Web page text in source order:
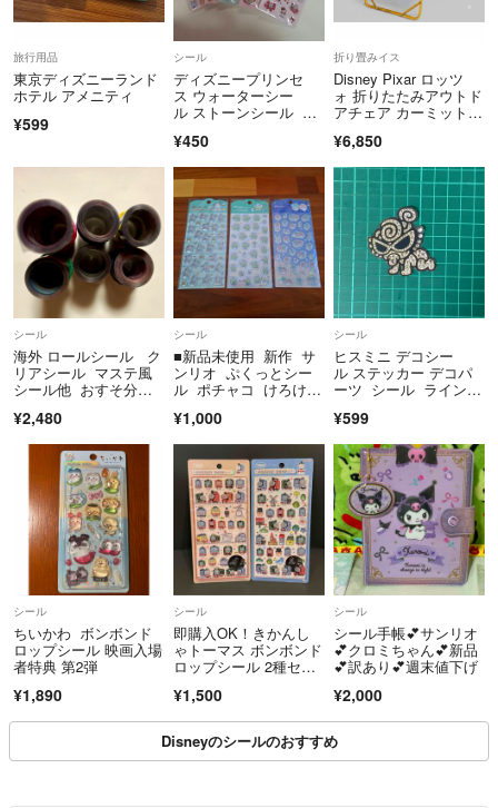
旅行用品
東京ディズニーランド
ホテル アメニティ
¥599
シール
ディズニープリンセ
ス ウォーターシー
ル ストーンシール 10
ーちゃん まとめ売
り セット
¥450
折り畳みイス
Disney Pixar ロッツ
ォ 折りたたみアウトド
アチェア カーミットチ
¥6,850
シール
海外 ロールシール ク
リアシール マステ風
シール他 おすそ分
テ リオ
¥2,480
シール
■新品未使用 新作 サ
ンリオ ぷくっとシー
ル ポチャコ けろけろ
ンスターズ 3枚 セッ
ト
¥1,000
シール
ヒスミニ デコシー
ル ステッカー デコパ
ーツ シール ラインス
¥599
シール
ちいかわ ボンボンド
ロップシール 映画入場
者特典 第2弾
¥1,890
シール
即購入OK！きかんし
ゃトーマス ボンボンド
ロップシール 2種セッ
¥1,500
シール
シール手帳💕サンリオ
💕クロミちゃん💕新品
💕訳あり💕週末値下げ
¥2,000
Disneyのシールのおすすめ